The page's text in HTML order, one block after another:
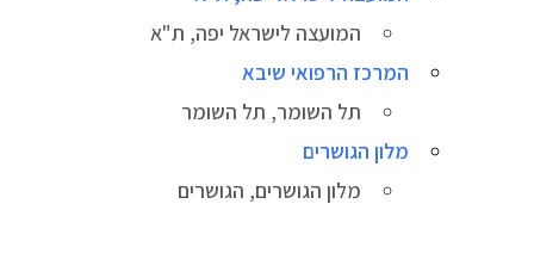
המועצה לישראל יפה, ת"א
המרכז הרפואי שיבא
תל השומר, תל השומר
מלון הגושרים
מלון הגושרים, הגושרים